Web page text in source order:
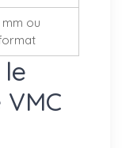
mm ou